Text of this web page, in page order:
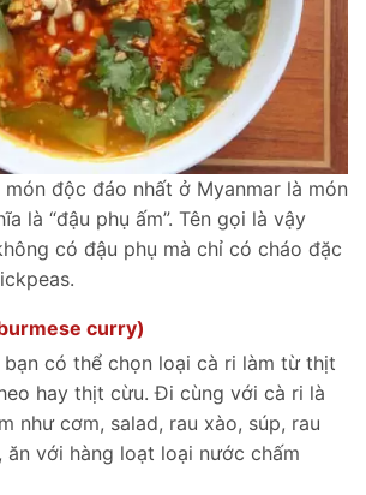
độc đáo nhất ở Myanmar là món
là “đậu phụ ấm”. Tên gọi là vậy
có đậu phụ mà chỉ có cháo đặc
curry)
có thể chọn loại cà ri làm từ thịt
hay thịt cừu. Đi cùng với cà ri là
như cơm, salad, rau xào, súp, rau
ăn với hàng loạt loại nước chấm